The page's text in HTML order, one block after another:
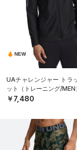
NEW
UAチャレンジャー トラ
ット（トレーニング/MEN
￥7,480